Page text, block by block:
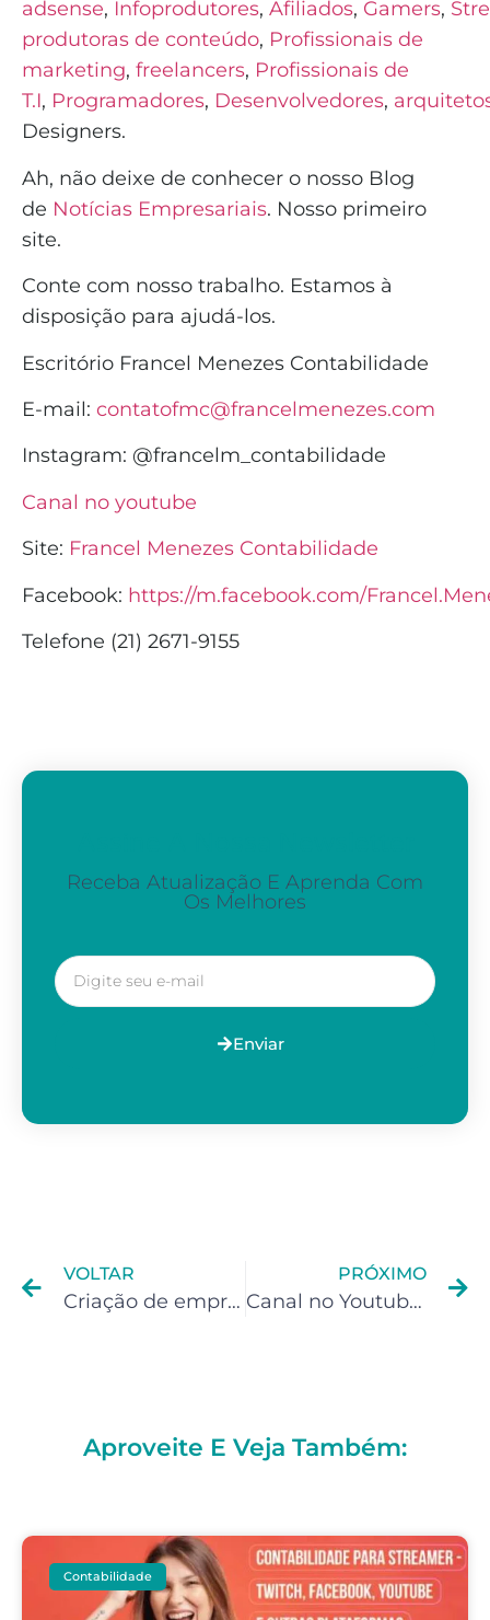
adsense, Infoprodutores, Afiliados, Gamers,
produtoras de conteúdo, Profissionais de
marketing, freelancers, Profissionais de
T.I, Programadores, Desenvolvedores,
Designers.
Ah, não deixe de conhecer o nosso Blog
de Notícias Empresariais. Nosso primeiro
site.
Conte com nosso trabalho. Estamos à
disposição para ajudá-los.
Escritório Francel Menezes Contabilidade
E-mail: contatofmc@francelmenezes.com
Instagram: @francelm_contabilidade
Canal no youtube
Site: Francel Menezes Contabilidade
Facebook: https://m.facebook.com/
Telefone (21) 2671-9155
Receba Atualização E Aprenda Com
Os Melhores
Enviar
VOLTAR
Criação de empresa (CNPJ) para Nutricionistas
PRÓXIMO
Canal no Youtube: Trabalhar com CNPJ (empresa) é melhor do que com CPF?
Aproveite E Veja Também:
Contabilidade